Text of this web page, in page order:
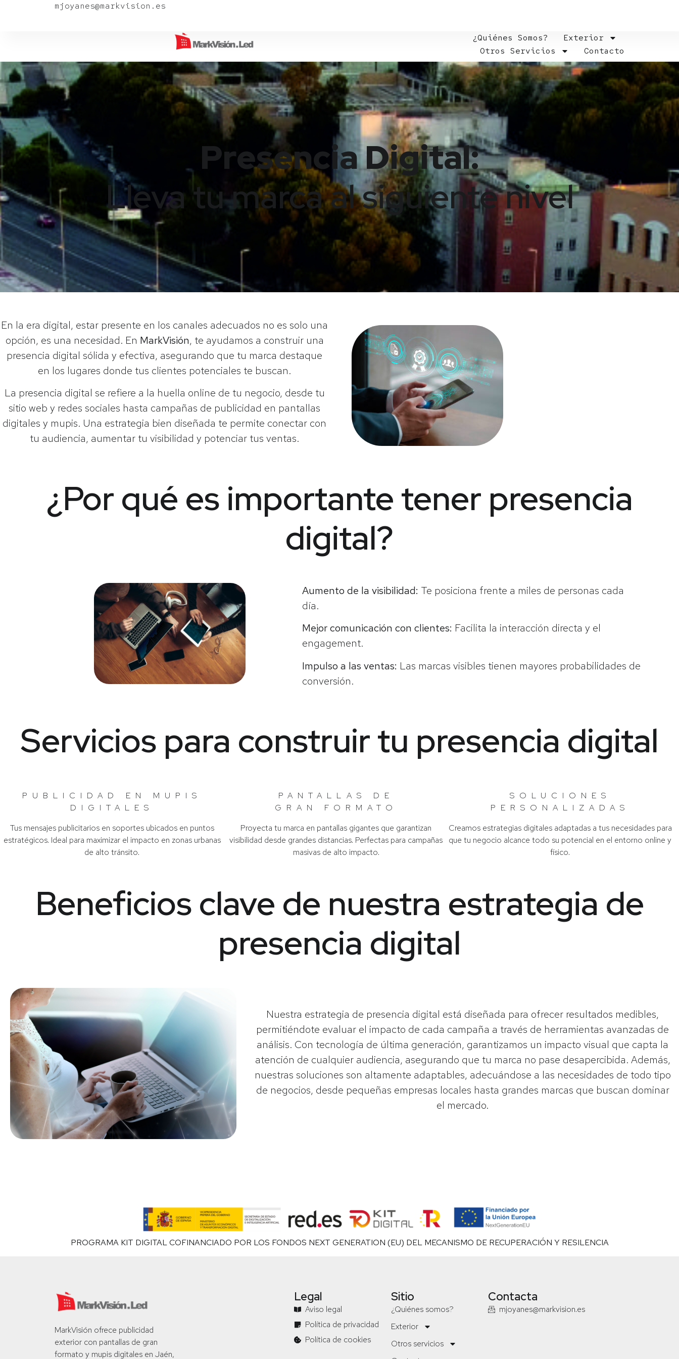
mjoyanes@markvision.es
¿Quiénes Somos?
Exterior
Otros Servicios
Contacto
Presencia Digital:
Lleva tu marca al siguiente nivel
En la era digital, estar presente en los canales adecuados no es solo una
opción, es una necesidad. En MarkVisión, te ayudamos a construir una
presencia digital sólida y efectiva, asegurando que tu marca destaque
en los lugares donde tus clientes potenciales te buscan.
La presencia digital se refiere a la huella online de tu negocio, desde tu
sitio web y redes sociales hasta campañas de publicidad en pantallas
digitales y mupis. Una estrategia bien diseñada te permite conectar con
tu audiencia, aumentar tu visibilidad y potenciar tus ventas.
¿Por qué es importante tener presencia
digital?
Aumento de la visibilidad: Te posiciona frente a miles de personas cada
día.
Mejor comunicación con clientes: Facilita la interacción directa y el
engagement.
Impulso a las ventas: Las marcas visibles tienen mayores probabilidades de
conversión.
Servicios para construir tu presencia digital
PUBLICIDAD EN MUPIS
DIGITALES
Tus mensajes publicitarios en soportes ubicados en puntos
estratégicos. Ideal para maximizar el impacto en zonas urbanas
de alto tránsito.
PANTALLAS DE
GRAN FORMATO
Proyecta tu marca en pantallas gigantes que garantizan
visibilidad desde grandes distancias. Perfectas para campañas
masivas de alto impacto.
SOLUCIONES
PERSONALIZADAS
Creamos estrategias digitales adaptadas a tus necesidades para
que tu negocio alcance todo su potencial en el entorno online y
físico.
Beneficios clave de nuestra estrategia de
presencia digital
Nuestra estrategia de presencia digital está diseñada para ofrecer resultados medibles,
permitiéndote evaluar el impacto de cada campaña a través de herramientas avanzadas de
análisis. Con tecnología de última generación, garantizamos un impacto visual que capta la
atención de cualquier audiencia, asegurando que tu marca no pase desapercibida. Además,
nuestras soluciones son altamente adaptables, adecuándose a las necesidades de todo tipo
de negocios, desde pequeñas empresas locales hasta grandes marcas que buscan dominar
el mercado.
PROGRAMA KIT DIGITAL COFINANCIADO POR LOS FONDOS NEXT GENERATION (EU) DEL MECANISMO DE RECUPERACIÓN Y RESILENCIA
MarkVisión ofrece publicidad
exterior con pantallas de gran
formato y mupis digitales en Jaén,
Legal
Aviso legal
Política de privacidad
Política de cookies
Sitio
¿Quiénes somos?
Exterior
Otros servicios
Contacta
mjoyanes@markvision.es